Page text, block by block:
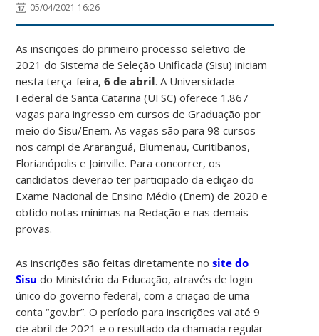
05/04/2021 16:26
As inscrições do primeiro processo seletivo de
2021 do Sistema de Seleção Unificada (Sisu) iniciam
nesta terça-feira,6 de abril. A Universidade
Federal de Santa Catarina (UFSC) oferece 1.867
vagas para ingresso em cursos de Graduação por
meio do Sisu/Enem. As vagas são para 98 cursos
nos campi de Araranguá, Blumenau, Curitibanos,
Florianópolis e Joinville. Para concorrer, os
candidatos deverão ter participado da edição do
Exame Nacional de Ensino Médio (Enem) de 2020 e
obtido notas mínimas na Redação e nas demais
provas.
As inscrições são feitas diretamente nosite do
Sisu do Ministério da Educação, através de login
único do governo federal, com a criação de uma
conta “gov.br”. O período para inscrições vai até 9
de abril de 2021 e o resultado da chamada regular